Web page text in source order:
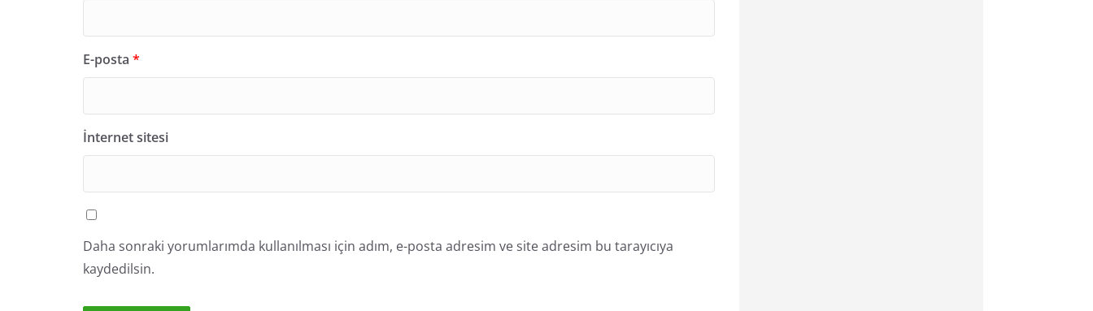
E-posta *
İnternet sitesi
Daha sonraki yorumlarımda kullanılması için adım, e-posta adresim ve site adresim bu tarayıcıya
kaydedilsin.